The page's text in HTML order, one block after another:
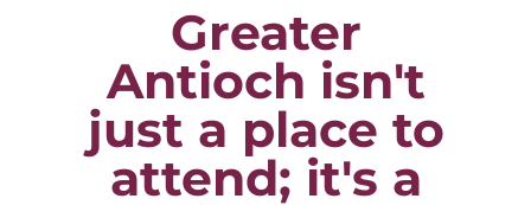
Greater
Antioch isn't
just a place to
attend; it's a